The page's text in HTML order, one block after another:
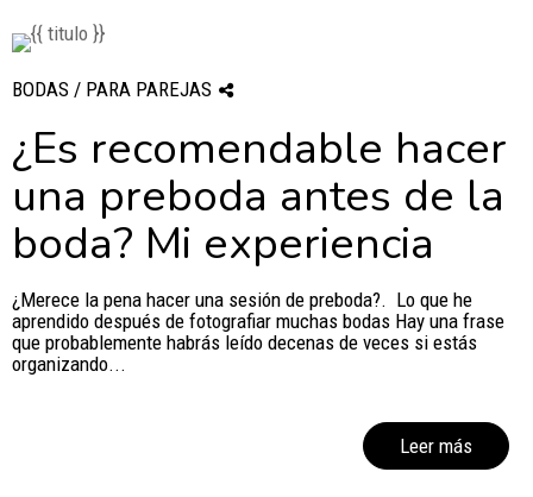
BODAS / PARA PAREJAS
¿Es recomendable hacer
una preboda antes de la
boda? Mi experiencia
¿Merece la pena hacer una sesión de preboda?. Lo que he
aprendido después de fotografiar muchas bodas Hay una frase
que probablemente habrás leído decenas de veces si estás
organizando...
Leer más